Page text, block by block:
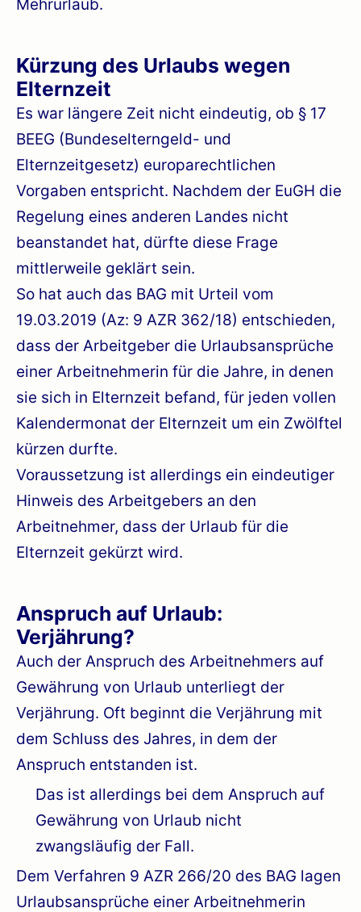
Mehrurlaub.
Kürzung des Urlaubs wegen
Elternzeit
Es war längere Zeit nicht eindeutig, ob § 17
BEEG (Bundeselterngeld- und
Elternzeitgesetz) europarechtlichen
Vorgaben entspricht. Nachdem der EuGH die
Regelung eines anderen Landes nicht
beanstandet hat, dürfte diese Frage
mittlerweile geklärt sein.
So hat auch das BAG mit Urteil vom
19.03.2019 (Az: 9 AZR 362/18) entschieden,
dass der Arbeitgeber die Urlaubsansprüche
einer Arbeitnehmerin für die Jahre, in denen
sie sich in Elternzeit befand, für jeden vollen
Kalendermonat der Elternzeit um ein Zwölftel
kürzen durfte.
Voraussetzung ist allerdings ein eindeutiger
Hinweis des Arbeitgebers an den
Arbeitnehmer, dass der Urlaub für die
Elternzeit gekürzt wird.
Anspruch auf Urlaub:
Verjährung?
Auch der Anspruch des Arbeitnehmers auf
Gewährung von Urlaub unterliegt der
Verjährung. Oft beginnt die Verjährung mit
dem Schluss des Jahres, in dem der
Anspruch entstanden ist.
Das ist allerdings bei dem Anspruch auf
Gewährung von Urlaub nicht
zwangsläufig der Fall.
Dem Verfahren 9 AZR 266/20 des BAG lagen
Urlaubsansprüche einer Arbeitnehmerin